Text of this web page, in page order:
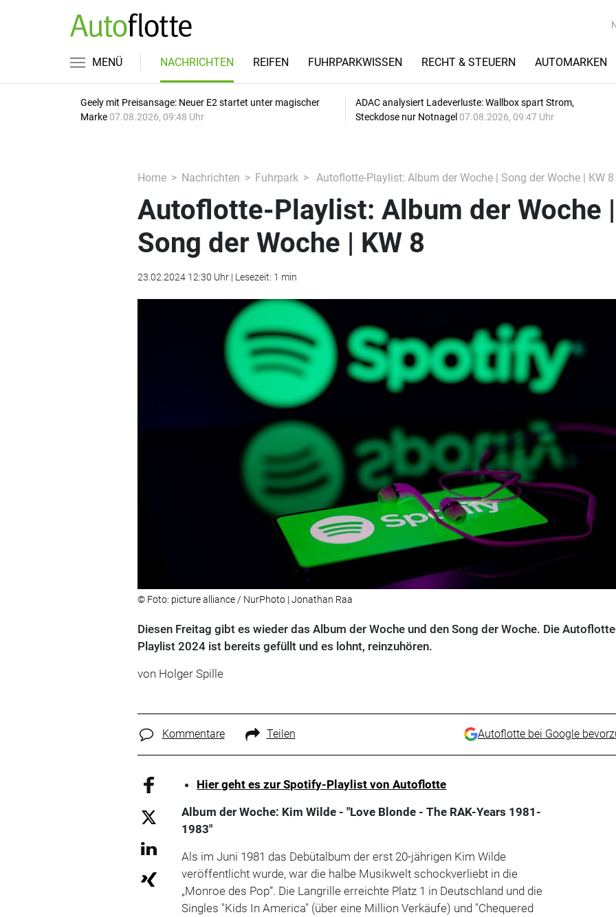
MENÜ NACHRICHTEN REIFEN FUHRPARKWISSEN RECHT & STEUERN AUTOMARKEN
Geely mit Preisansage: Neuer E2 startet unter magischer
Marke 07.08.2026, 09:48 Uhr
ADAC analysiert Ladeverluste: Wallbox spart Strom,
Steckdose nur Notnagel 07.08.2026, 09:47 Uhr
Home Nachrichten Fuhrpark Autoflotte-Playlist: Album der Woche | Song der Woche | KW 8
Autoflotte-Playlist: Album der Woche |
Song der Woche | KW 8
23.02.2024 12:30 Uhr | Lesezeit: 1 min
© Foto: picture alliance / NurPhoto | Jonathan Raa
Diesen Freitag gibt es wieder das Album der Woche und den Song der Woche. Die
Playlist 2024 ist bereits gefüllt und es lohnt, reinzuhören.
von Holger Spille
Kommentare Teilen Autoflotte bei Google
Hier geht es zur Spotify-Playlist von Autoflotte
Album der Woche: Kim Wilde - "Love Blonde - The RAK-Years 1981-
1983"
Als im Juni 1981 das Debütalbum der erst 20-jährigen Kim Wilde
veröffentlicht wurde, war die halbe Musikwelt schockverliebt in die
„Monroe des Pop“. Die Langrille erreichte Platz 1 in Deutschland und die
Singles "Kids In America" (über eine Million Verkäufe) und "Chequered